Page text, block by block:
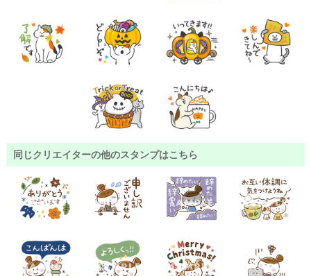
同じクリエイターの他のスタンプはこちら